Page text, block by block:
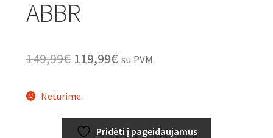
ABBR
149,99€ Original
was:
149,99€.
119,99€Current
119,99€.
su PVM
Neturime
Pridėti į pageidaujamus